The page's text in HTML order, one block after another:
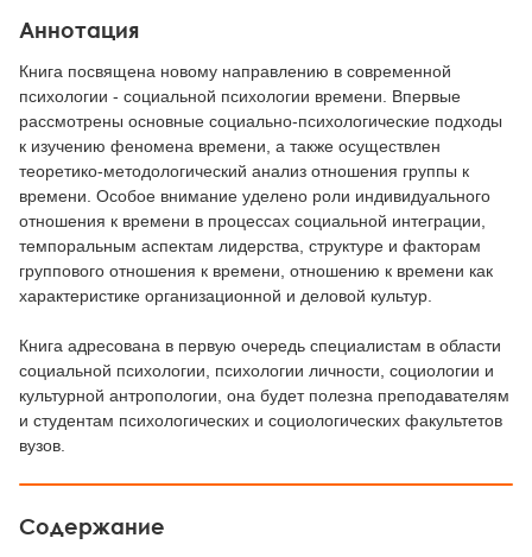
Аннотация
Книга посвящена новому направлению в современной
психологии - социальной психологии времени. Впервые
рассмотрены основные социально-психологические подходы
к изучению феномена времени, а также осуществлен
теоретико-методологический анализ отношения группы к
времени. Особое внимание уделено роли индивидуального
отношения к времени в процессах социальной интеграции,
темпоральным аспектам лидерства, структуре и факторам
группового отношения к времени, отношению к времени как
характеристике организационной и деловой культур.
Книга адресована в первую очередь специалистам в области
социальной психологии, психологии личности, социологии и
культурной антропологии, она будет полезна преподавателям
и студентам психологических и социологических факультетов
вузов.
Содержание